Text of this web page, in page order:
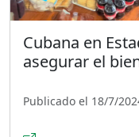
Cubana en
asegurar el
Publicado el 18/7/